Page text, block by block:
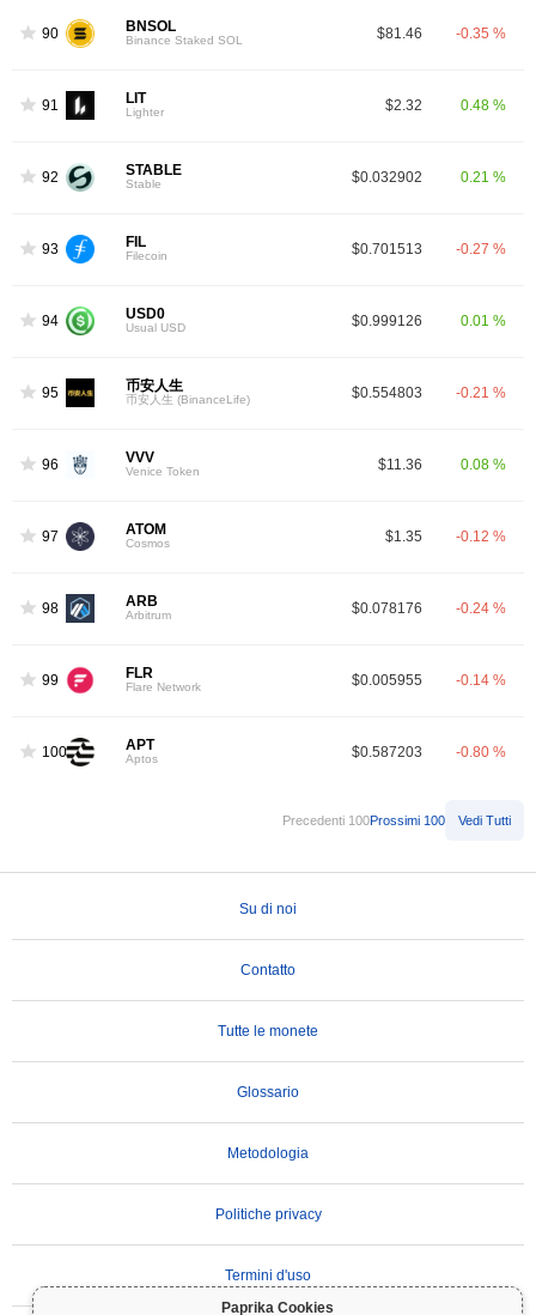
Paprika Cookies
90 BNSOL
Binance Staked SOL $81.46 -0.35 %
91 LIT
Lighter $2.32 0.48 %
92 STABLE
Stable $0.032902 0.21 %
93 FIL
Filecoin $0.701513 -0.27 %
94 USD0
Usual USD $0.999126 0.01 %
95 币安人生
币安人生 (BinanceLife) $0.554803 -0.21 %
96 VVV
Venice Token $11.36 0.08 %
97 ATOM
Cosmos $1.35 -0.12 %
98 ARB
Arbitrum $0.078176 -0.24 %
99 FLR
Flare Network $0.005955 -0.14 %
100 APT
Aptos $0.587203 -0.80 %
Precedenti 100Prossimi 100 Vedi Tutti
Su di noi
Contatto
Tutte le monete
Glossario
Metodologia
Politiche privacy
Termini d'uso